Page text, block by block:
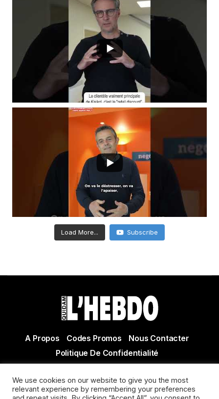
Load More... Subscribe
A Propos Codes Promos
Nous Contacter
Politique De Confidentialité
Actualité Agen - Actualité en lot et Garonne - Actualité
We use cookies on our website to give you the most
relevant experience by remembering your preferences